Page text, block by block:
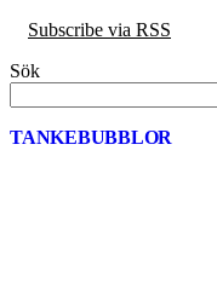
Subscribe via RSS
Sök
TANKEBUBBLOR